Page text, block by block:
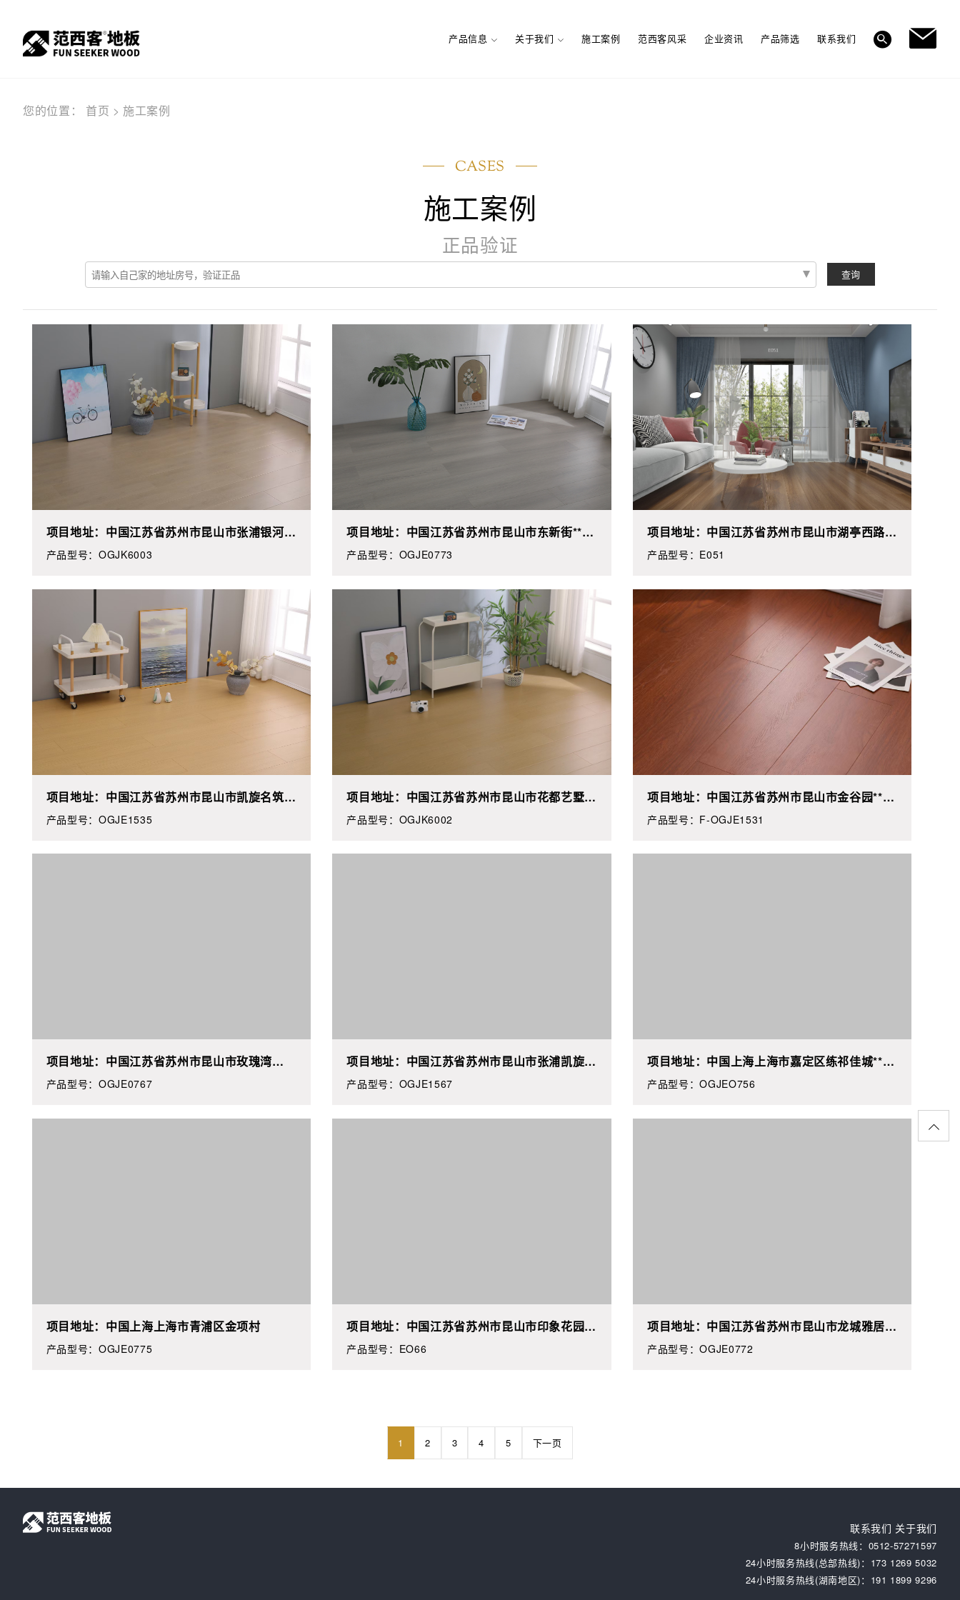
产品信息 关于我们 施工案例 范西客风采 企业资讯 产品筛选 联系我们
强化地板 产品选样 产品筛选
您的位置： 首页 >施工案例
CASES
施工案例
正品验证
查询
项目地址：中国江苏省苏州市昆山市张浦银河新
都**栋**室
产品型号：OGJK6003
项目地址：中国江苏省苏州市昆山市东新街**号
江上雅苑**栋**楼西户**
产品型号：OGJE0773
项目地址：中国江苏省苏州市昆山市湖亭西路**
号惠龙蟹庄
产品型号：E051
项目地址：中国江苏省苏州市昆山市凯旋名筑**
栋**
产品型号：OGJE1535
项目地址：中国江苏省苏州市昆山市花都艺墅宝
裕广场**号
产品型号：OGJK6002
项目地址：中国江苏省苏州市昆山市金谷园**栋
**
产品型号：F-OGJE1531
项目地址：中国江苏省苏州市昆山市玫瑰湾
**#**
产品型号：OGJE0767
项目地址：中国江苏省苏州市昆山市张浦凯旋名
筑**栋**室
产品型号：OGJE1567
项目地址：中国上海上海市嘉定区练祁佳城**栋
**室
产品型号：OGJEO756
项目地址：中国上海上海市青浦区金项村
产品型号：OGJE0775
项目地址：中国江苏省苏州市昆山市印象花园**
期**栋**
产品型号：EO66
项目地址：中国江苏省苏州市昆山市龙城雅居**
栋**
产品型号：OGJE0772
1 2 3 4 5 下一页
联系我们 关于我们
8小时服务热线：0512-57271597
24小时服务热线(总部热线)：173 1269 5032
24小时服务热线(湖南地区)：‭191 1899 9296‬